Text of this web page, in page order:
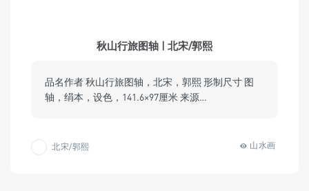
秋山行旅图轴 | 北宋/郭熙
品名作者 秋山行旅图轴，北宋，郭熙 形制尺寸 图
轴，绢本，设色，141.6×97厘米 来源…
北宋/郭熙 山水画